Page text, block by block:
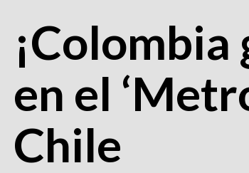
en el
Chile